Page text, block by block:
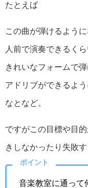
たとえば
この曲が弾けるよう
人前で演奏できるく
きれいなフォームで
アドリブができるよ
なとなど。
ですがこの目標や目
きしなかったり失敗
ポイント
音楽教室に通って